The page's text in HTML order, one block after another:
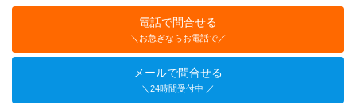
電話で問合せる
＼お急ぎならお電話で／
メールで問合せる
＼24時間受付中 ／